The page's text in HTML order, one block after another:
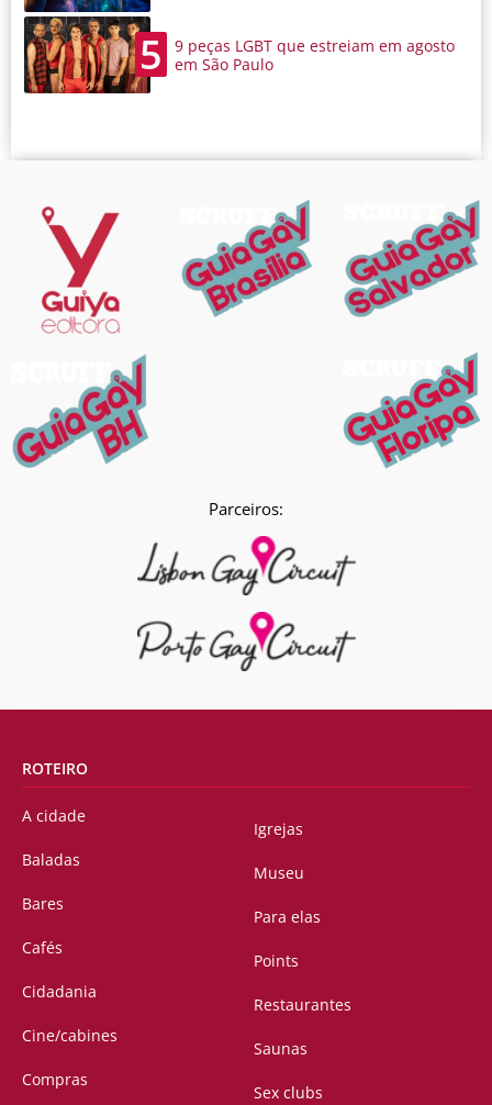
5
9 peças LGBT que estreiam em agosto
em São Paulo
Parceiros:
ROTEIRO
A cidade
Baladas
Bares
Cafés
Cidadania
Cine/cabines
Compras
Igrejas
Museu
Para elas
Points
Restaurantes
Saunas
Sex clubs